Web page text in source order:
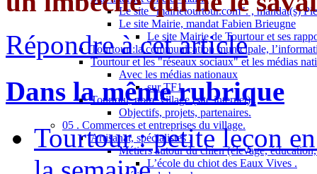
Le site "mairietourtour.com". , mandat(s)
Le site Mairie, mandat Fabien Brieugne
Le site Mairie de Tourtour et ses
Tourtour :la communication municipale,
Tourtour et les "réseaux sociaux" et les médias
Avec les médias nationaux
sur TF1
Tourtour, notre village (site internet) .
Objectifs, projets, partenaires.
05 . Commerces et entreprises du village.
Artisanat, spécialistes .
Métiers autour du chien (élevage,
L’école du chiot des Eaux Vives .
Répondre à cet article
Dans la même rubrique
Tourtour : petite leçon